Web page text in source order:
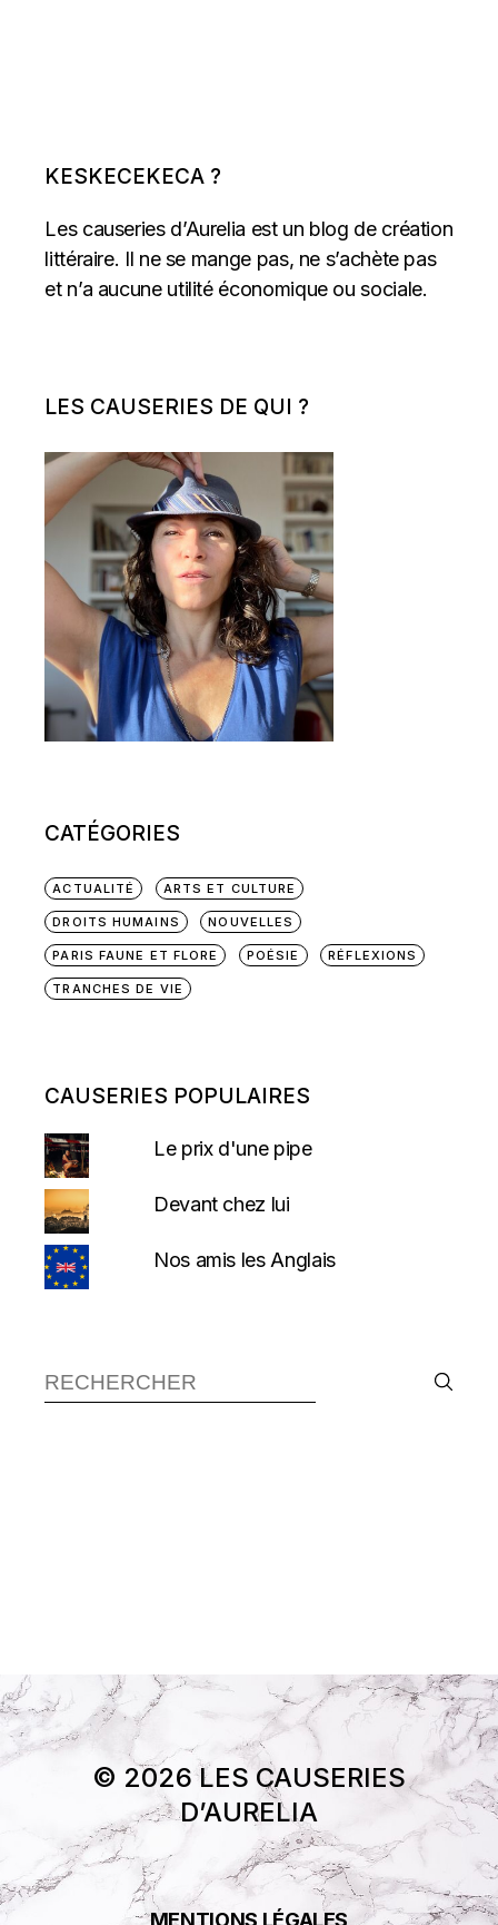
KESKECEKECA ?
Les causeries d’Aurelia est un blog de création
littéraire. Il ne se mange pas, ne s’achète pas
et n’a aucune utilité économique ou sociale.
LES CAUSERIES DE QUI ?
CATÉGORIES
ACTUALITÉ ARTS ET CULTURE
DROITS HUMAINS NOUVELLES
PARIS FAUNE ET FLORE POÉSIE RÉFLEXIONS
TRANCHES DE VIE
CAUSERIES POPULAIRES
Le prix d'une pipe
Devant chez lui
Nos amis les Anglais
Recherche :
© 2026 LES CAUSERIES
D’AURELIA